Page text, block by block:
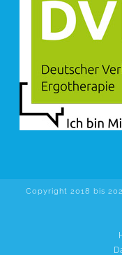
Copyright 2018 bis